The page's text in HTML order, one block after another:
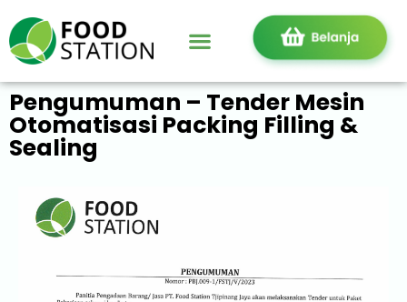
Pengumuman – Tender Mesin
Otomatisasi Packing Filling &
Sealing